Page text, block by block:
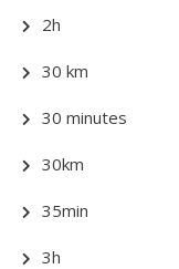
2h
30 km
30 minutes
30km
35min
3h